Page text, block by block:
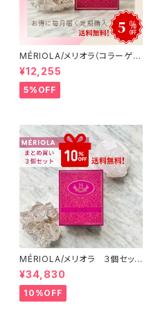
MÉRIOLA/メリオラ（コラーゲン
サポート）定期便（3か月コース）
【送料無料】
¥12,255
5%OFF
MÉRIOLA/メリオラ ３個セッ
ト 【特別価格】【送料無料】
¥34,830
10%OFF